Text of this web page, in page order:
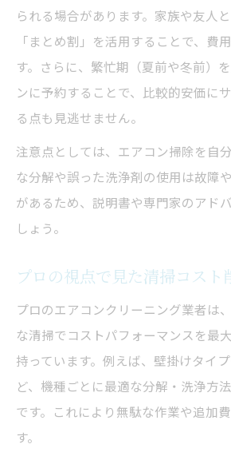
られる場合があります。家族や友人
「まとめ割」を活用することで、費
す。さらに、繁忙期（夏前や冬前）
ンに予約することで、比較的安価に
る点も見逃せません。
注意点としては、エアコン掃除を自
な分解や誤った洗浄剤の使用は故障
があるため、説明書や専門家のアド
しょう。
プロの視点で見た清掃コスト
プロのエアコンクリーニング業者は
な清掃でコストパフォーマンスを最
持っています。例えば、壁掛けタイ
ど、機種ごとに最適な分解・洗浄方
です。これにより無駄な作業や追加
す。